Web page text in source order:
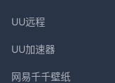
UU远程
UU加速器
网易千千壁纸